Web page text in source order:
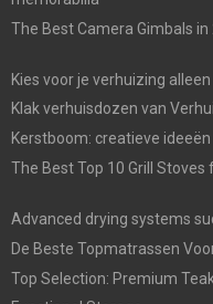
The Best Camera Gimbals in
Kies voor je verhuizing
Klak verhuisdozen van
Kerstboom: creatieve
The Best Top 10 Grill Stoves
Advanced drying systems
De Beste Topmatrassen
Top Selection: Premium